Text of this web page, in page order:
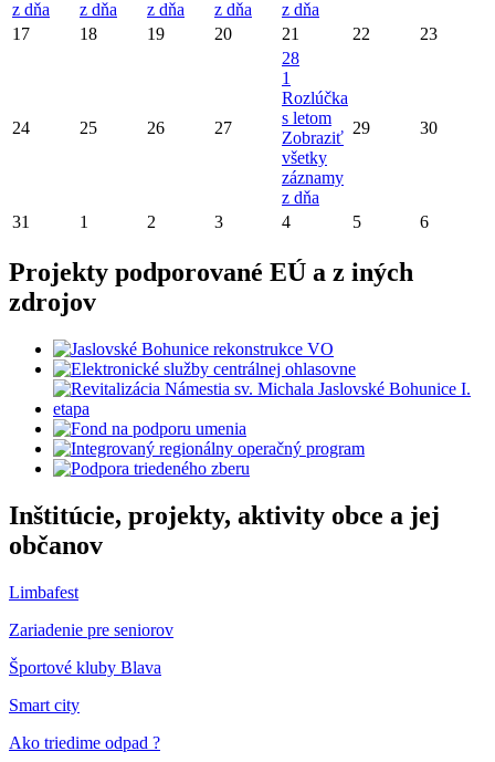
z dňa
z dňa
z dňa
z dňa
z dňa
17 18 19 20 21 22 23
24 25 26 27
28
1
Rozlúčka
s letom
Zobraziť
všetky
záznamy
z dňa
29 30
31 1 2 3 4 5 6
Projekty podporované EÚ a z iných
zdrojov
Inštitúcie, projekty, aktivity obce a jej
občanov
Limbafest
Zariadenie pre seniorov
Športové kluby Blava
Smart city
Ako triedime odpad ?